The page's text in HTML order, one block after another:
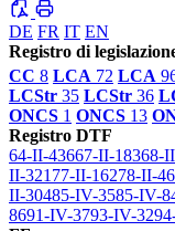
DE FR IT EN
Registro di
CC 8 LCA 72 LCA
LCStr 35 LCStr 36
ONCS 1 ONCS 13
Registro DTF
64-II-43667-II-18368-
II-321 77-II-16278-II-
II-30485-IV-3585-IV-
8691-IV-3793-IV-32